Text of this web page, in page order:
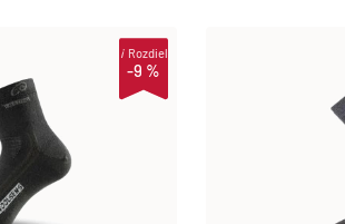
-9 %
iRozdiel